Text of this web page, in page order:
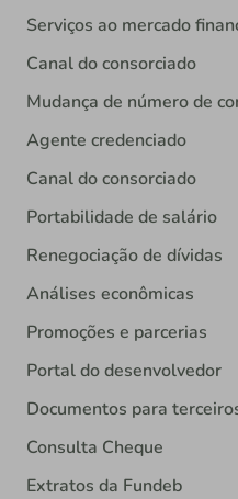
Serviços ao mercado
Canal do consorciado
Mudança de número de
Agente credenciado
Canal do consorciado
Portabilidade de salário
Renegociação de dívidas
Análises econômicas
Promoções e parcerias
Portal do desenvolvedor
Documentos para
Consulta Cheque
Extratos da Fundeb